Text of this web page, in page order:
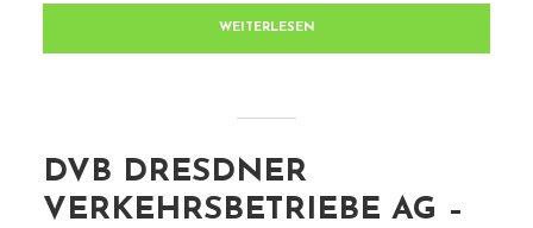
WEITERLESEN
DVB DRESDNER
VERKEHRSBETRIEBE AG –